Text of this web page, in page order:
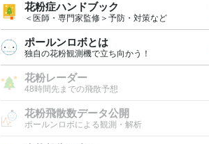
花粉症ハンドブック
＜医師・専門家監修＞予防・対策など
ポールンロボとは
独自の花粉観測機で立ち向かう！
花粉レーダー
48時間先までの飛散予想
花粉飛散数データ公開
ポールンロボによる観測・解析